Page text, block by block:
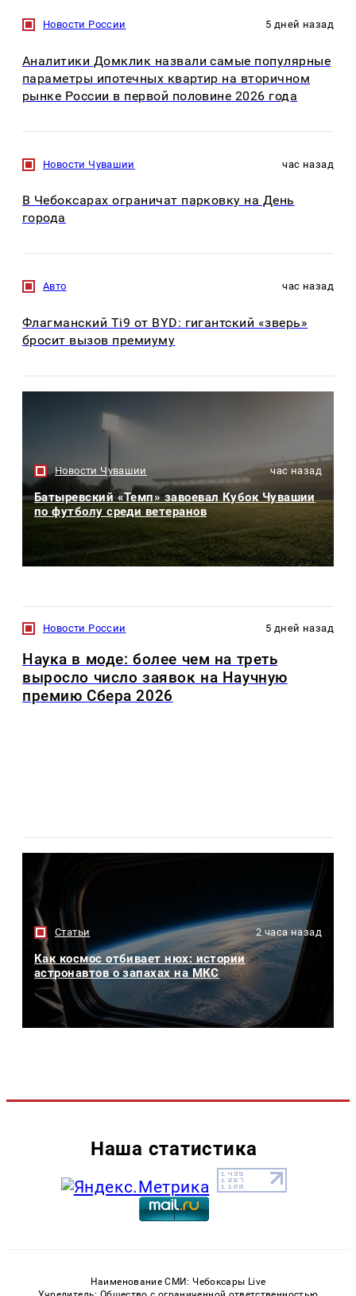
Новости России 5 дней назад
Аналитики Домклик назвали самые популярные
параметры ипотечных квартир на вторичном
рынке России в первой половине 2026 года
Новости Чувашии час назад
В Чебоксарах ограничат парковку на День
города
Авто час назад
Флагманский Ti9 от BYD: гигантский «зверь»
бросит вызов премиуму
Новости Чувашии час назад
Батыревский «Темп» завоевал Кубок Чувашии
по футболу среди ветеранов
Новости России 5 дней назад
Наука в моде: более чем на треть
выросло число заявок на Научную
премию Сбера 2026
Статьи 2 часа назад
Как космос отбивает нюх: истории
астронавтов о запахах на МКС
Наша статистика
Наименование СМИ: Чебоксары Live